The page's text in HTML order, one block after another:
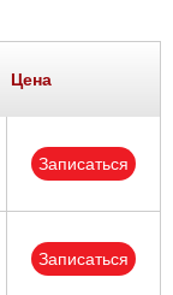
Цена
Записаться
Записаться